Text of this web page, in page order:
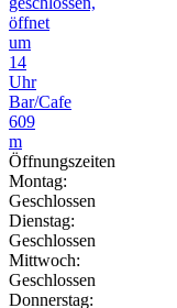
öffnet
um
14
Uhr
Bar/Cafe
609
m
Öffnungszeiten
Montag:
Geschlossen
Dienstag:
Geschlossen
Mittwoch:
Geschlossen
Donnerstag: